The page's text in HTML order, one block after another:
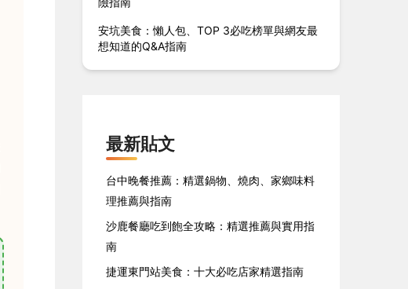
安坑美食：懶人包、TOP 3必吃榜單與網友最
想知道的Q&A指南
最新貼文
台中晚餐推薦：精選鍋物、燒肉、家鄉味料
理推薦與指南
沙鹿餐廳吃到飽全攻略：精選推薦與實用指
南
捷運東門站美食：十大必吃店家精選指南